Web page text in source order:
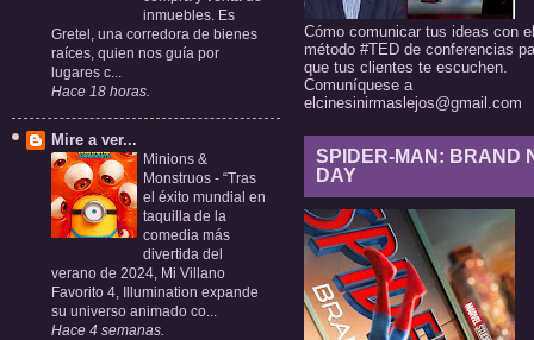
inmuebles. Es
Gretel, una corredora de bienes
raíces, quien nos guía por
lugares c...
Hace 18 horas.
Mire a ver...
Minions &
Monstruos - “Tras
el éxito mundial en
taquilla de la
comedia más
divertida del
verano de 2024, Mi Villano
Favorito 4, Illumination expande
su universo animado co...
Hace 4 semanas.
Cómo comunicar tus ideas con el
método #TED de conferencias
que tus clientes te escuchen.
Comuníquese a
elcinesinirmaslejos@gmail.com
SPIDER-MAN: BRAND
DAY